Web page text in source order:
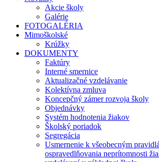
Akcie školy
Galérie
FOTOGALÉRIA
Mimoškolské
Krúžky
DOKUMENTY
Faktúry
Interné smernice
Aktualizačné vzdelávanie
Kolektívna zmluva
Koncepčný zámer rozvoja školy
Objednávky
Systém hodnotenia žiakov
Školský poriadok
Segregácia
Usmernenie k všeobecným
ospravedlňovania neprítomnosti